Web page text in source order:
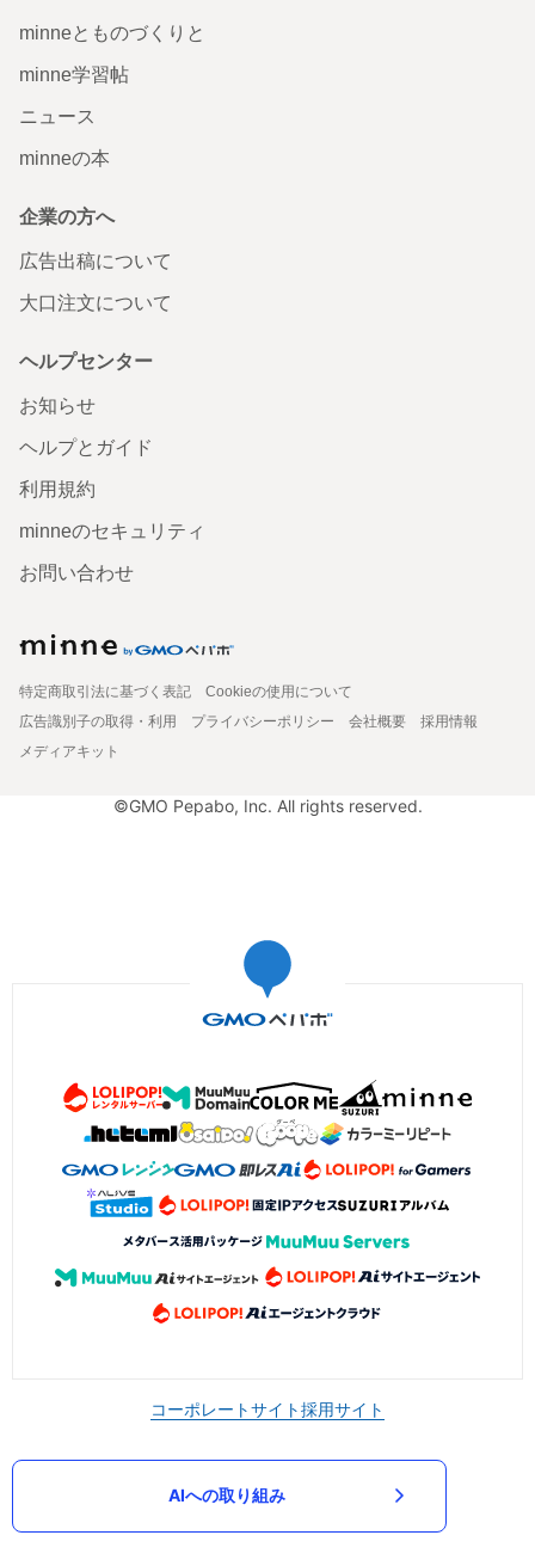
minneとものづくりと
minne学習帖
ニュース
minneの本
企業の方へ
広告出稿について
大口注文について
ヘルプセンター
お知らせ
ヘルプとガイド
利用規約
minneのセキュリティ
お問い合わせ
特定商取引法に基づく表記
Cookieの使用について
広告識別子の取得・利用
プライバシーポリシー 会社概要
採用情報
メディアキット
©GMO Pepabo, Inc. All rights reserved.
コーポレートサイト採用サイト
AIへの取り組み